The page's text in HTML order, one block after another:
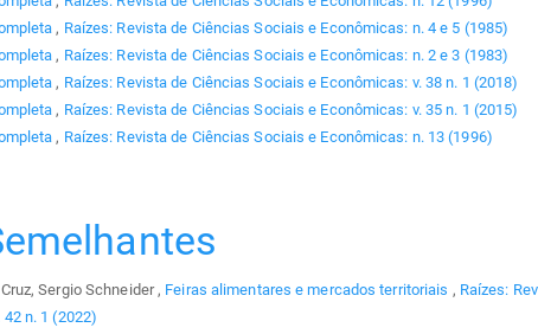
, Raízes: Revista de Ciências Sociais e Econômicas: n. 4 e 5 (1985)
, Raízes: Revista de Ciências Sociais e Econômicas: n. 2 e 3 (1983)
, Raízes: Revista de Ciências Sociais e Econômicas: v. 38 n. 1 (2018)
, Raízes: Revista de Ciências Sociais e Econômicas: v. 35 n. 1 (2015)
, Raízes: Revista de Ciências Sociais e Econômicas: n. 13 (1996)
Sergio Schneider , Feiras alimentares e mercados territoriais , Raízes:
n. 1 (2022)